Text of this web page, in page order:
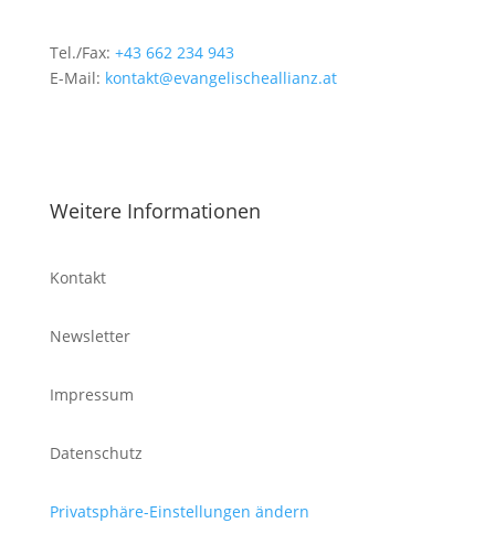
Tel./Fax: +43 662 234 943
E-Mail: kontakt@evangelischeallianz.at
Weitere Informationen
Kontakt
Newsletter
Impressum
Datenschutz
Privatsphäre-Einstellungen ändern